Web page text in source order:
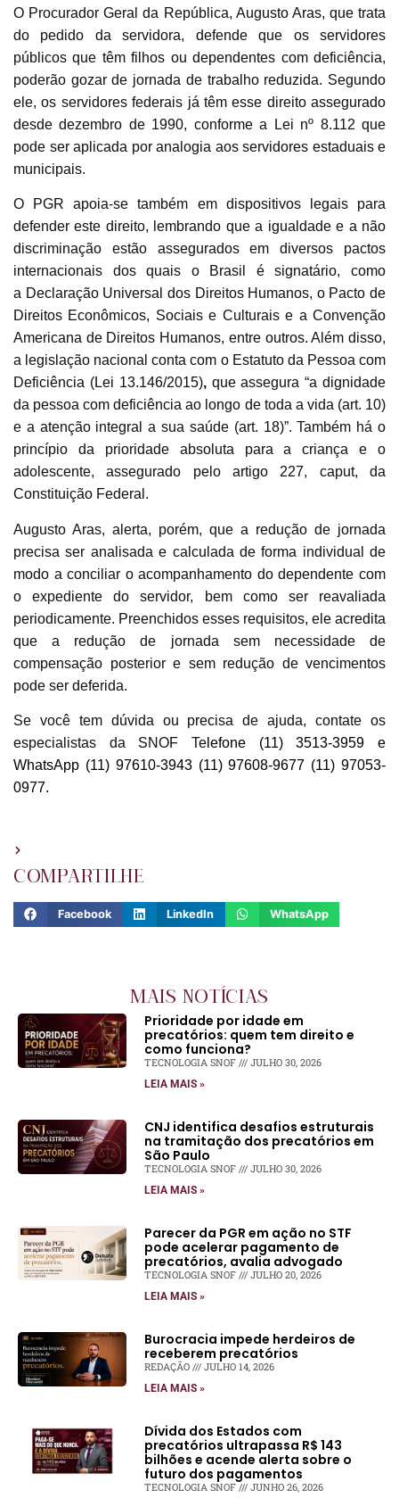
O Procurador Geral da República, Augusto Aras, que trata
do pedido da servidora, defende que os
servidores
públicos que têm filhos ou dependentes com deficiência,
poderão gozar de jornada de trabalho reduzida. Segundo
ele, os servidores federais já têm esse direito assegurado
desde dezembro de 1990, conforme a Lei nº 8.112 que
pode ser aplicada por analogia aos servidores estaduais e
municipais.
O PGR apoia-se também em dispositivos legais para
defender este direito, lembrando que a igualdade e a não
discriminação estão assegurados em diversos pactos
internacionais dos quais o Brasil é signatário, como
a Declaração Universal dos Direitos Humanos, o Pacto de
Direitos Econômicos, Sociais e Culturais e a Convenção
Americana de Direitos Humanos, entre outros. Além disso,
a legislação nacional conta com o Estatuto da Pessoa com
Deficiência (Lei 13.146/2015),que assegura “a dignidade
da pessoa com deficiência ao longo de toda a vida (art. 10)
e a atenção integral a sua saúde (art. 18)”. Também há o
princípio da prioridade absoluta para a criança e o
adolescente, assegurado pelo artigo 227, caput, da
Constituição Federal.
Augusto Aras, alerta, porém, que a redução de jornada
precisa ser analisada e calculada de forma individual de
modo a conciliar o acompanhamento do dependente com
o expediente do servidor, bem como ser reavaliada
periodicamente. Preenchidos esses requisitos, ele acredita
que a redução de jornada sem necessidade de
compensação posterior e sem redução de vencimentos
pode ser deferida.
Se você tem dúvida ou precisa de ajuda, contate os
especialistas da SNOF Te lefone (11) 3513-3959 e
WhatsApp (11) 97610-3943 (11) 97608-9677 (11) 97053-
0977.
COMPARTILHE
Facebook LinkedIn WhatsApp
MAIS NOTÍCIAS
Prioridade por idade em
precatórios: quem tem direito e
como funciona?
TECNOLOGIA SNOF JULHO 30, 2026
LEIA MAIS »
CNJ identifica desafios estruturais
na tramitação dos precatórios em
São Paulo
TECNOLOGIA SNOF JULHO 30, 2026
LEIA MAIS »
Parecer da PGR em ação no STF
pode acelerar pagamento de
precatórios, avalia advogado
TECNOLOGIA SNOF JULHO 20, 2026
LEIA MAIS »
Burocracia impede herdeiros de
receberem precatórios
REDAÇÃO JULHO 14, 2026
LEIA MAIS »
Dívida dos Estados com
precatórios ultrapassa R$ 143
bilhões e acende alerta sobre o
futuro dos pagamentos
TECNOLOGIA SNOF JUNHO 26, 2026